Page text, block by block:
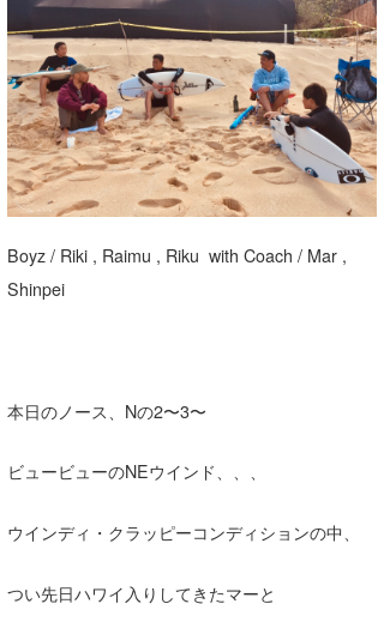
今月のプレゼント
Boyz / Riki , Raimu , Riku with Coach / Mar ,
Shinpei
本日のノース、Nの2〜3〜
ビュービューのNEウインド、、、
ウインディ・クラッピーコンディションの中、
つい先日ハワイ入りしてきたマーと
湘南
千葉北
伊豆
千葉南
大阪
四国
お知らせ
その他
ルール＆How to
VOTE!
サーファーズ
mitsuteru Kamio
Yasunari Inoue
Yoshiyuki Obata
SURFMEDIA
Colors MAGAZINE
WAVAL
波伝説アンバサダー/プロライダー
福島寿実子
中浦“JET”章
波伝説スタッフ
☆加藤
波伝説